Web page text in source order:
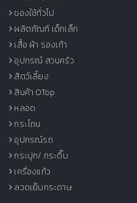
ของใช้ทั่วไป
ผลิตภัณฑ์ เด็กเล็ก
เสื้อ ผ้า รองเท้า
อุปกรณ์ สวนครัว
สัตว์เลี้ยง
สินค้า OTop
หลอด
กระโถน
อุปกรณ์รถ
กระปุก/ กระติ๊บ
เครื่องแก้ว
ลวดเย็บกระดาษ